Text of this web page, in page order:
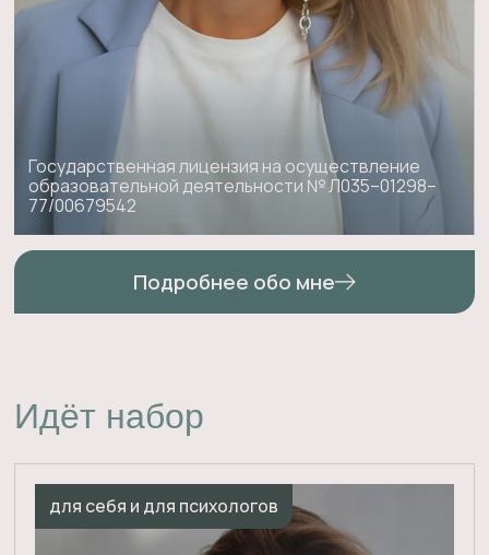
Подробнее обо мне
для себя и для психологов
Фокус
2026 • Базовые эмоции
22,23 августа • Тревога и страх
Идёт набор